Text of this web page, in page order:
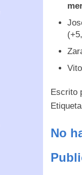
Escrito
No